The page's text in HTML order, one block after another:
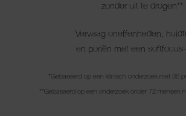
zonder uit te drogen**
Vervaag oneffenheden,
en poriën met een
*Gebaseerd op een klinisch onderzoek met 36
**Gebaseerd op een onderzoek onder 72 mensen